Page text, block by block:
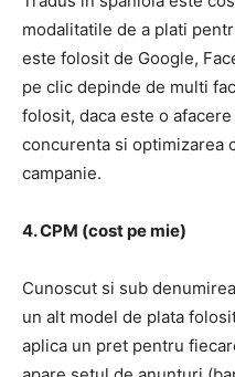
modalitatile de a plati
este folosit de Google,
pe clic depinde de multi
folosit, daca este o
concurenta si optimizarea
campanie.
4. CPM (cost pe mie)
Cunoscut si sub
un alt model de plata
aplica un pret pentru